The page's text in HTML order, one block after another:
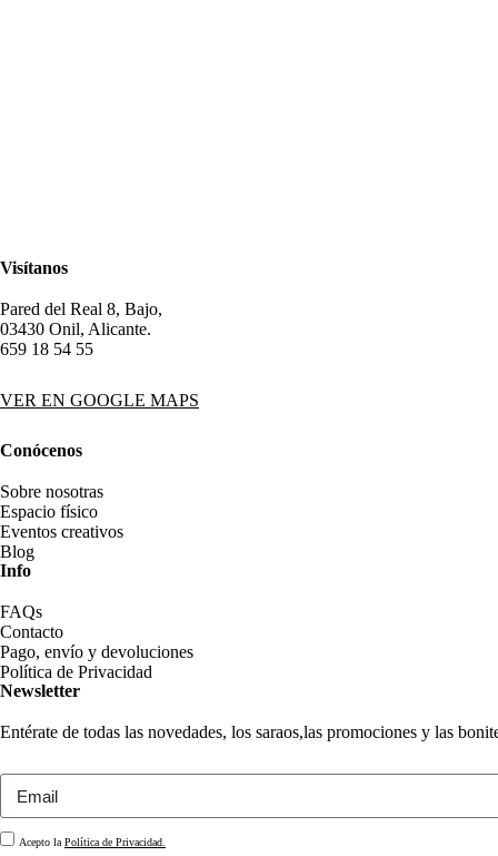
Visítanos
Pared del Real 8, Bajo,
03430 Onil, Alicante.
659 18 54 55
VER EN GOOGLE MAPS
Conócenos
Sobre nosotras
Espacio físico
Eventos creativos
Blog
Info
FAQs
Contacto
Pago, envío y devoluciones
Política de Privacidad
Newsletter
Entérate de todas las novedades, los saraos,las promociones y las
Acepto la Política de Privacidad.